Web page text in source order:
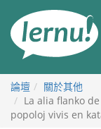
論壇
關於其他
La alia flanko
popoloj vivis en